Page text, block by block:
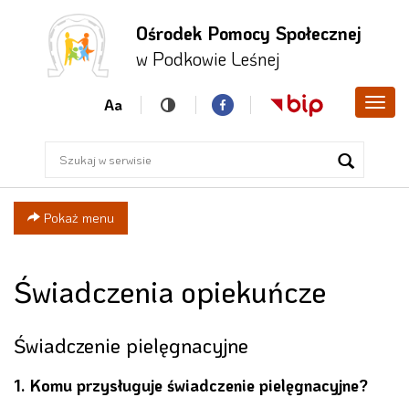
Przejdź
do menu
Przejdź
do
Przejdź
do menu
Ośrodek Pomocy Społecznej
w Podkowie Leśnej
Aa
Pokaż menu
Świadczenia opiekuńcze
Świadczenie pielęgnacyjne
1. Komu przysługuje świadczenie pielęgnacyjne?